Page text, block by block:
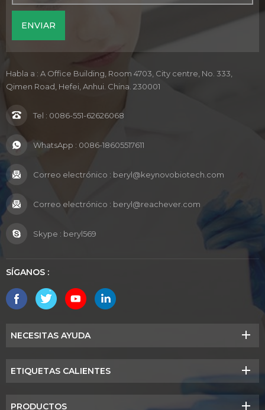
Habla a : A Office Building, Room 4703, City centre, No. 333,
Qimen Road, Hefei, Anhui. China. 230001
Tel : 0086-551-62626068
WhatsApp : 0086-18605517611
Correo electrónico : beryl@keynovobiotech.com
Correo electrónico : beryl@reachever.com
Skype : beryl569
SÍGANOS :
NECESITAS AYUDA
ETIQUETAS CALIENTES
PRODUCTOS